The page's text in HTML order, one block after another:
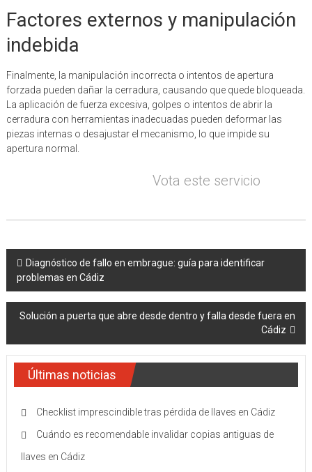
Factores externos y manipulación
indebida
Finalmente, la manipulación incorrecta o intentos de apertura
forzada pueden dañar la cerradura, causando que quede bloqueada.
La aplicación de fuerza excesiva, golpes o intentos de abrir la
cerradura con herramientas inadecuadas pueden deformar las
piezas internas o desajustar el mecanismo, lo que impide su
apertura normal.
Vota este servicio
Navegación
de
entradas
Diagnóstico de fallo en embrague: guía para identificar
problemas en Cádiz
Solución a puerta que abre desde dentro y falla desde fuera en
Cádiz
Últimas noticias
Checklist imprescindible tras pérdida de llaves en Cádiz
Cuándo es recomendable invalidar copias antiguas de
llaves en Cádiz